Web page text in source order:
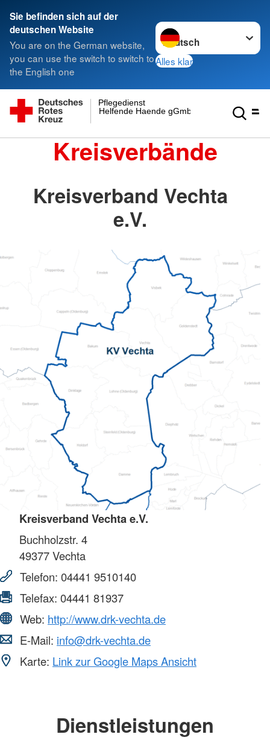
Sie befinden sich auf der
deutschen Website
You are on the German website,
you can use the switch to switch to
the English one
Sprache wechseln zu
Alles klar
Helfende Haende gGmbH
Pflegedienst
Kreisverbände
Kreisverband Vechta
e.V.
Kreisverband Vechta e.V.
Buchholzstr. 4
49377Vechta
Telefon: 04441 9510140
Telefax: 04441 81937
Web: http://www.drk-vechta.de
E-Mail: info@drk-vechta.de
Karte: Link zur Google Maps Ansicht
Dienstleistungen